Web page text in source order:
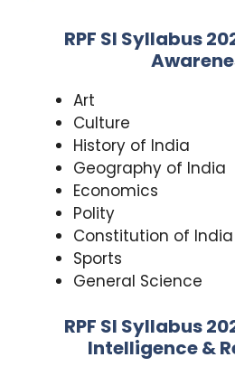
RPF SI Syllabus
Art
Culture
History of India
Geography of India
Economics
Polity
Constitution of India
Sports
General Science
RPF SI Syllabus
Intelligence &